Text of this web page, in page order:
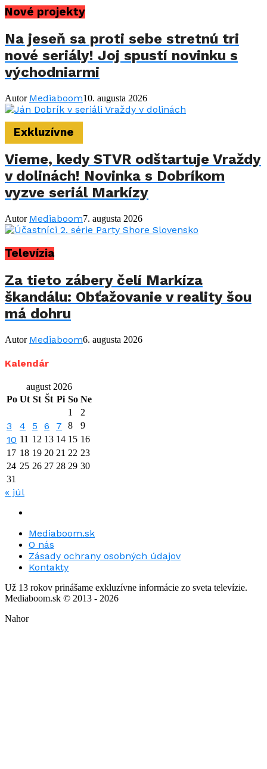
Nové projekty
Na jeseň sa proti sebe stretnú tri
nové seriály! Joj spustí novinku s
východniarmi
Autor Mediaboom10. augusta 2026
Exkluzívne
Vieme, kedy STVR odštartuje Vraždy
v dolinách! Novinka s Dobríkom
vyzve seriál Markízy
Autor Mediaboom7. augusta 2026
Televízia
Za tieto zábery čelí Markíza
škandálu: Obťažovanie v reality šou
má dohru
Autor Mediaboom6. augusta 2026
Kalendár
august 2026
Po Ut St Št Pi So Ne
1
2
3 4 5 6 7 8 9
10 11 12 13 14 15 16
17 18 19 20 21 22 23
24 25 26 27 28 29 30
31
« júl
Mediaboom.sk
O nás
Zásady ochrany osobných údajov
Kontakty
Už 13 rokov prinášame exkluzívne informácie zo sveta televízie.
Mediaboom.sk © 2013 - 2026
Nahor